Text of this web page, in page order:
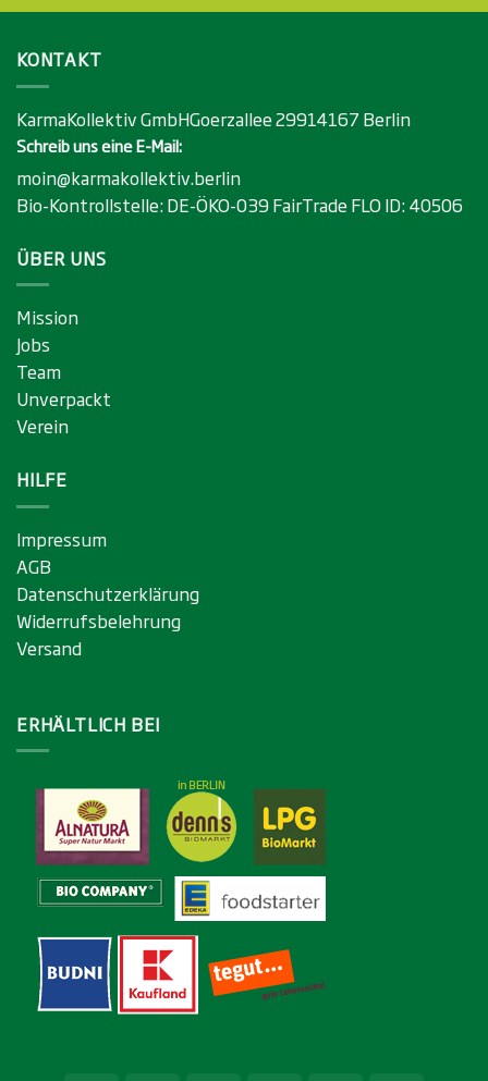
KONTAKT
KarmaKollektiv GmbHGoerzallee 29914167 Berlin
Schreib uns eine E-Mail:
moin@karmakollektiv.berlin
Bio-Kontrollstelle:DE-ÖKO-039FairTrade FLO ID:40506
ÜBER UNS
Mission
Jobs
Team
Unverpackt
Verein
HILFE
Impressum
AGB
Datenschutzerklärung
Widerrufsbelehrung
Versand
ERHÄLTLICH BEI